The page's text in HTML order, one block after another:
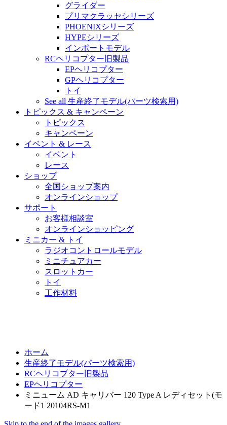
グライダー
プリマクラッセシリーズ
PHOENIXシリーズ
HYPEシリーズ
インポートモデル
RCヘリコプター旧製品
EPヘリコプター
GPヘリコプター
トイ
See all 生産終了モデル(パーツ検索用)
トピックス & キャンペーン
トピックス
キャンペーン
イベント & レース
イベント
レース
ショップ
全国ショップ案内
オンラインショップ
サポート
お客様相談室
オンラインショッピング
ミニカー & トイ
ラジオコントロールモデル
ミニチュアカー
スロットカー
トイ
工作材料
ホーム
生産終了モデル(パーツ検索用)
RCヘリコプター旧製品
EPヘリコプター
ミニューム AD キャリバー 120 Type A レディセット(モ
ード1 20104RS-M1